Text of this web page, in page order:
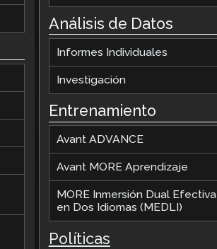
Análisis de Datos
Informes Individuales
Investigación
Entrenamiento
Avant ADVANCE
Avant MORE Aprendizaje
MORE Inmersión Dual Efectiva
en Dos Idiomas (MEDLI)
Políticas